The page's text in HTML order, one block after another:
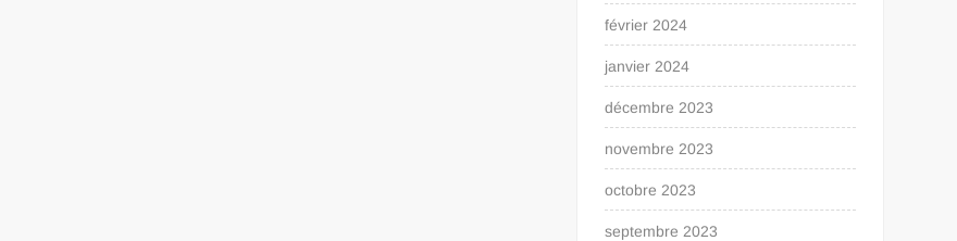
février 2024
janvier 2024
décembre 2023
novembre 2023
octobre 2023
septembre 2023